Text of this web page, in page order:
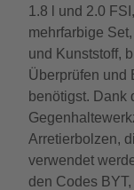
1.8 l und 2.0
mehrfarbige
und Kunststoff,
Überprüfen und
benötigst. Dank
Arretierbolzen,
verwendet
den Codes